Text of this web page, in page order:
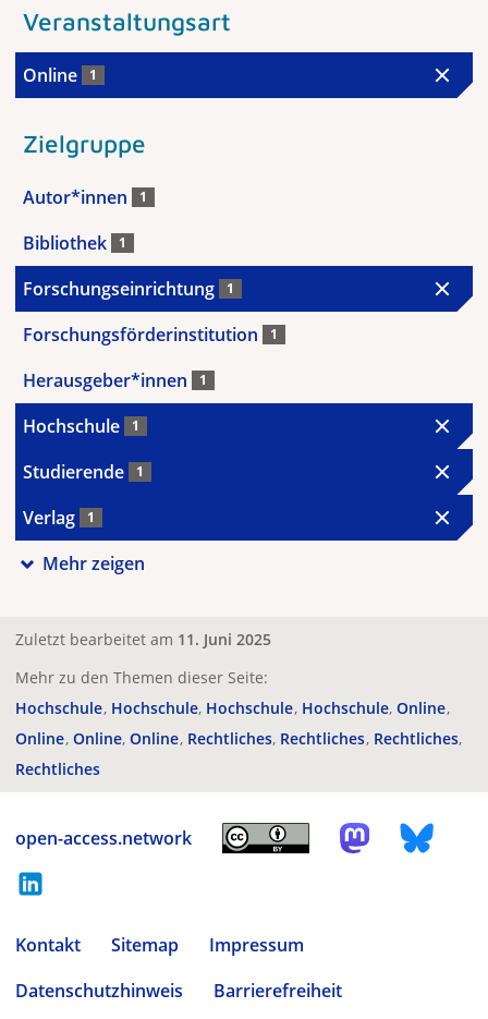
Veranstaltungsart
Online 1
Zielgruppe
Autor*innen 1
Bibliothek 1
Forschungseinrichtung 1
Forschungsförderinstitution 1
Herausgeber*innen 1
Hochschule 1
Studierende 1
Verlag 1
Mehr zeigen
Zuletzt bearbeitet am 11. Juni 2025
Mehr zu den Themen dieser Seite:
Hochschule Hochschule Hochschule Hochschule Online
Online Online Online Rechtliches Rechtliches Rechtliches
Rechtliches
open-access.network
Kontakt Sitemap
Impressum
Datenschutzhinweis
Barrierefreiheit